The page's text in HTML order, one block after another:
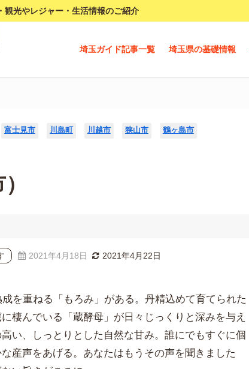
観光やレジャー・生活情報のご紹介
埼玉ガイド記事一覧 埼玉県の基礎情報
富士見市 川島町 川越市 狭山市 鶴ヶ島市
2021年4月18日 2021年4月22日
を重ねる「もろみ」がある。丹精込めて育てられた
棲んでいる「蔵酵母」が日々じっくりと深みを与え
い、しっとりとした自然な甘み。誰にでもすぐに個
産声をあげる。あなたはもうその声を聞きました